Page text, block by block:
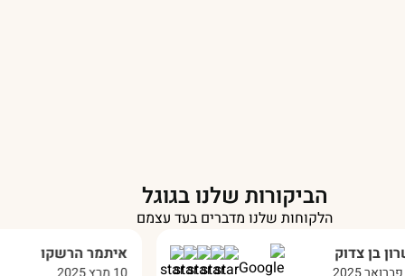
הביקורות שלנו בגוגל
הלקוחות שלנו מדברים בעד עצמם
צדוק
איתמר הרשקו